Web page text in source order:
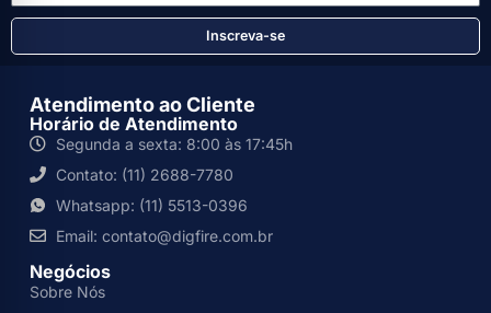
Inscreva-se
Atendimento ao Cliente
Horário de Atendimento
Segunda a sexta: 8:00 às 17:45h
Contato: (11) 2688-7780
Whatsapp: (11) 5513-0396
Email: contato@digfire.com.br
Negócios
Sobre Nós